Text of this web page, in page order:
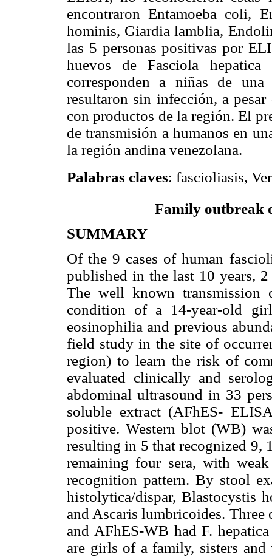
encontraron Entamoeba coli,
hominis, Giardia lamblia,
las 5 personas positivas por
huevos de Fasciola
corresponden a niñas de una
resultaron sin infección, a
con productos de la región. El
de transmisión a humanos en
la región andina venezolana.
Palabras claves: fascioliasis,
Family outbreak
SUMMARY
Of the 9 cases of human
published in the last 10 years,
The well known
condition of a 14-year-old
eosinophilia and previous
field study in the site of
region) to learn the risk of
evaluated clinically and
abdominal ultrasound in 33
soluble extract (AFhES-
positive. Western blot (WB)
resulting in 5 that recognized 9,
remaining four sera, with
recognition pattern. By stool
histolytica/dispar, Blastocystis
and Ascaris lumbricoides.
and AFhES-WB had F.
are girls of a family, sisters